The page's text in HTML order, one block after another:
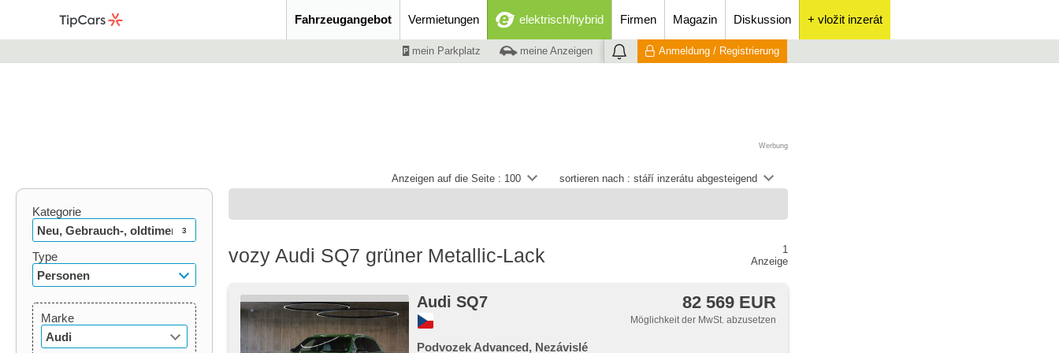
Fahrzeugangebot Vermietungen elektrisch/hybrid Firmen Magazin Diskussion + vložit inzerát
mein Parkplatz meine Anzeigen Anmeldung / Registrierung
Werbung
sortieren nach : stáří inzerátu abgesteigend
Anzeigen auf die Seite : 100
Kategorie
Neu, Gebrauch-, oldtimer
3
Type
Personen
Marke
Audi
vozy Audi SQ7 grüner Metallic-Lack
1
Anzeige
Audi SQ7 82 569 EUR
Möglichkeit der MwSt. abzusetzen
Podvozek Advanced, Nezávislé